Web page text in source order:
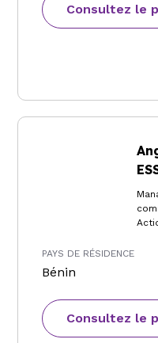
Consultez le
PAYS DE RÉSIDENCE
Bénin
Consultez le